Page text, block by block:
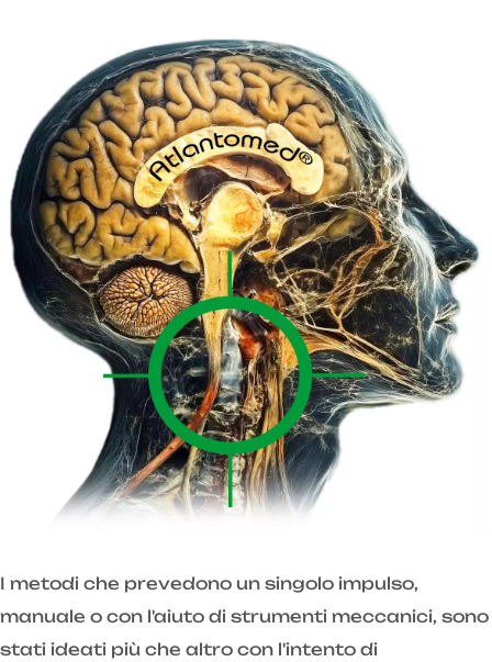
I metodi che prevedono un singolo impulso,
manuale o con l'aiuto di strumenti meccanici, sono
stati ideati più che altro con l'intento di